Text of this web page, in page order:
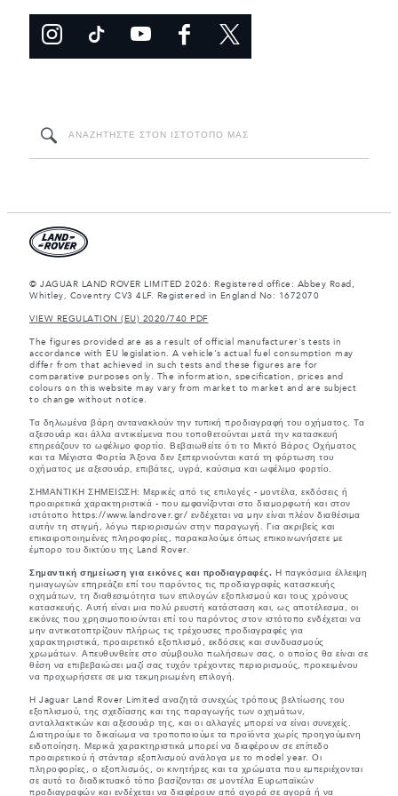
© JAGUAR LAND ROVER LIMITED 2026: Registered office: Abbey Road,
Whitley, Coventry CV3 4LF. Registered in England No: 1672070
VIEW REGULATION (EU) 2020/740 PDF
The figures provided are as a result of official manufacturer's tests in
accordance with EU legislation. A vehicle's actual fuel consumption may
differ from that achieved in such tests and these figures are for
comparative purposes only. The information, specification, prices and
colours on this website may vary from market to market and are subject
to change without notice.
Τα δηλωμένα βάρη αντανακλούν την τυπική προδιαγραφή του οχήματος. Τα
αξεσουάρ και άλλα αντικείμενα που τοποθετούνται μετά την κατασκευή
επηρεάζουν το ωφέλιμο φορτίο. Βεβαιωθείτε ότι το Μικτό Βάρος Οχήματος
και τα Μέγιστα Φορτία Άξονα δεν ξεπερνιούνται κατά τη φόρτωση του
οχήματος με αξεσουάρ, επιβάτες, υγρά, καύσιμα και ωφέλιμο φορτίο.
ΣΗΜΑΝΤΙΚΗ ΣΗΜΕΙΩΣΗ: Μερικές από τις επιλογές - μοντέλα, εκδόσεις ή
προαιρετικά χαρακτηριστικά - που εμφανίζονται στο διαμορφωτή και στον
ιστότοπο https://www.landrover.gr/ ενδέχεται να μην είναι πλέον διαθέσιμα
αυτήν τη στιγμή, λόγω περιορισμών στην παραγωγή. Για ακριβείς και
επικαιροποιημένες πληροφορίες, παρακαλούμε όπως επικοινωνήσετε με
έμπορο του δικτύου της Land Rover.
Σημαντική σημείωση για εικόνες και προδιαγραφές. Η παγκόσμια έλλειψη
ημιαγωγών επηρεάζει επί του παρόντος τις προδιαγραφές κατασκευής
οχημάτων, τη διαθεσιμότητα των επιλογών εξοπλισμού και τους χρόνους
κατασκευής. Αυτή είναι μια πολύ ρευστή κατάσταση και, ως αποτέλεσμα, οι
εικόνες που χρησιμοποιούνται επί του παρόντος στον ιστότοπο ενδέχεται να
μην αντικατοπτρίζουν πλήρως τις τρέχουσες προδιαγραφές για
χαρακτηριστικά, προαιρετικό εξοπλισμό, εκδόσεις και συνδυασμούς
χρωμάτων. Απευθυνθείτε στο σύμβουλο πωλήσεων σας, ο οποίος θα είναι σε
θέση να επιβεβαιώσει μαζί σας τυχόν τρέχοντες περιορισμούς, προκειμένου
να προχωρήσετε σε μια τεκμηριωμένη επιλογή.
Η Jaguar Land Rover Limited αναζητά συνεχώς τρόπους βελτίωσης του
εξοπλισμού, της σχεδίασης και της παραγωγής των οχημάτων,
ανταλλακτικών και αξεσουάρ της, και οι αλλαγές μπορεί να είναι συνεχείς.
Διατηρούμε το δικαίωμα να τροποποιούμε τα προϊόντα χωρίς προηγούμενη
ειδοποίηση. Μερικά χαρακτηριστικά μπορεί να διαφέρουν σε επίπεδο
προαιρετικού ή στάνταρ εξοπλισμού ανάλογα με το model year. Οι
πληροφορίες, ο εξοπλισμός, οι κινητήρες και τα χρώματα που εμπεριέχονται
σε αυτό το διαδικτυακό τόπο βασίζονται σε μοντέλα Ευρωπαϊκών
προδιαγραφών και ενδέχεται να διαφέρουν από αγορά σε αγορά ή να